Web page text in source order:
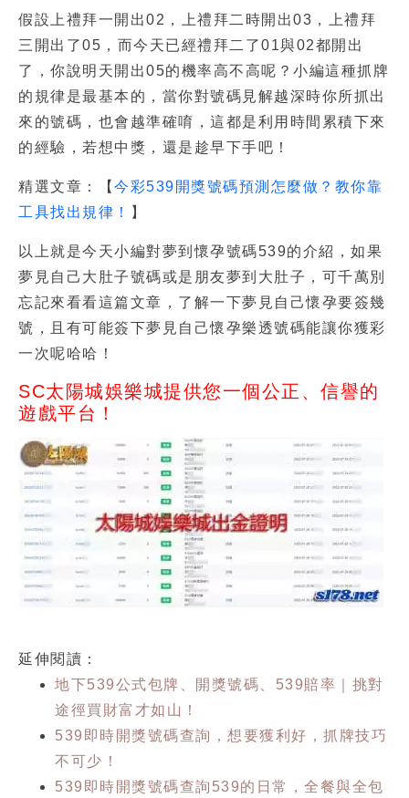
假設上禮拜一開出02，上禮拜二時開出03，上禮拜
三開出了05，而今天已經禮拜二了01與02都開出
了，你說明天開出05的機率高不高呢？小編這種抓牌
的規律是最基本的，當你對號碼見解越深時你所抓出
來的號碼，也會越準確唷，這都是利用時間累積下來
的經驗，若想中獎，還是趁早下手吧！
精選文章：【 今彩539開獎號碼預測怎麼做？教你靠
工具找出規律！
】
以上就是今天小編對夢到懷孕號碼539的介紹，如果
夢見自己大肚子號碼或是朋友夢到大肚子 ，可千萬別
忘記來看看這篇文章，了解一下夢見自己懷孕要簽幾
號 ，且有可能簽下夢見自己懷孕樂透號碼能讓你獲彩
一次呢哈哈！
SC太陽城娛樂城提供您一個公正、信譽的
遊戲平台！
延伸閱讀：
地下539公式包牌、開獎號碼、539賠率｜挑對
途徑買財富才如山！
539即時開獎號碼查詢，想要獲利好，抓牌技巧
不可少！
539即時開獎號碼查詢539的日常，全餐與全包